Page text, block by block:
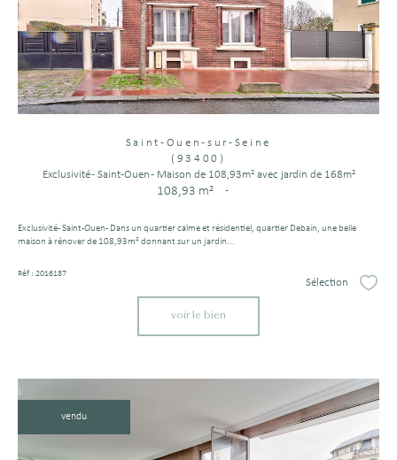
Saint-Ouen-sur-Seine
(93400)
Exclusivité - Saint-Ouen - Maison de 108,93m² avec jardin de 168m²
108,93 m² -
Exclusivité - Saint-Ouen - Dans un quartier calme et résidentiel, quartier Debain, une belle
maison à rénover de 108,93m² donnant sur un jardin...
Réf : 2016187
Sélection
voir le bien
vendu